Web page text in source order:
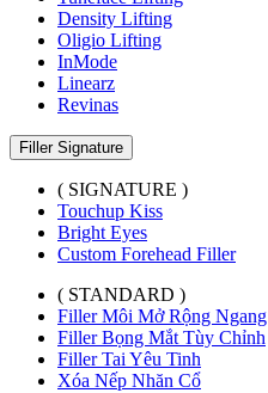
Density Lifting
Oligio Lifting
InMode
Linearz
Revinas
Filler Signature
( SIGNATURE )
Touchup Kiss
Bright Eyes
Custom Forehead Filler
( STANDARD )
Filler Môi Mở Rộng Ngang
Filler Bọng Mắt Tùy Chỉnh
Filler Tai Yêu Tinh
Xóa Nếp Nhăn Cổ